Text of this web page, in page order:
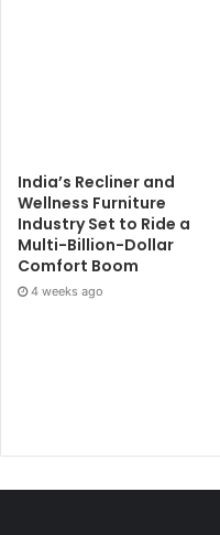
India’s Recliner and
Wellness Furniture
Industry Set to Ride a
Multi-Billion-Dollar
Comfort Boom
4 weeks ago